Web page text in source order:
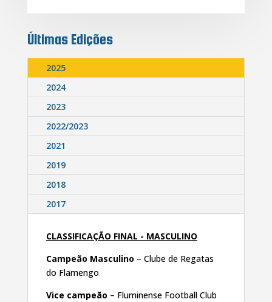
Últimas Edições
2025
2024
2023
2022/2023
2021
2019
2018
2017
CLASSIFICAÇÃO FINAL - MASCULINO
Campeão Masculino – Clube de Regatas
do Flamengo
Vice campeão – Fluminense Football Club